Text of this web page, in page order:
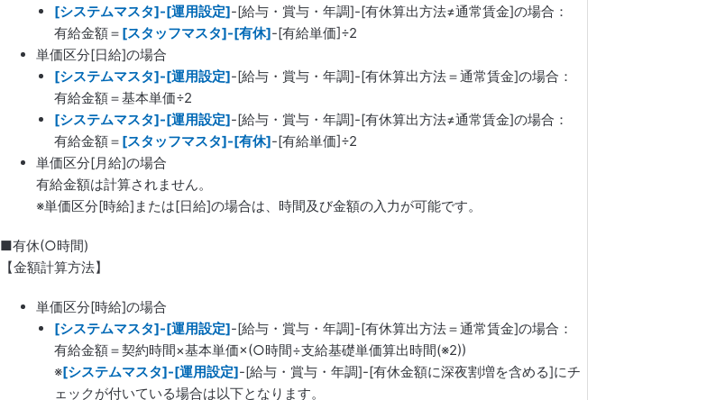
[システムマスタ]-[運用設定]-[給与・賞与・年調]-[有休算出方法≠通常賃金]の場合：
有給金額＝ [スタッフマスタ]-[有休]-[有給単価]÷2
単価区分[日給]の場合
[システムマスタ]-[運用設定]-[給与・賞与・年調]-[有休算出方法＝通常賃金]の場合：
有給金額＝基本単価÷2
[システムマスタ]-[運用設定]-[給与・賞与・年調]-[有休算出方法≠通常賃金]の場合：
有給金額＝ [スタッフマスタ]-[有休]-[有給単価]÷2
単価区分[月給]の場合
有給金額は計算されません。
※単価区分[時給]または[日給]の場合は、時間及び金額の入力が可能です。
■有休(○時間)
【金額計算方法】
単価区分[時給]の場合
[システムマスタ]-[運用設定]-[給与・賞与・年調]-[有休算出方法＝通常賃金]の場合：
有給金額＝契約時間×基本単価×(○時間÷支給基礎単価算出時間(※2))
※[システムマスタ]-[運用設定]-[給与・賞与・年調]-[有休金額に深夜割増を含める]にチ
ェックが付いている場合は以下となります。